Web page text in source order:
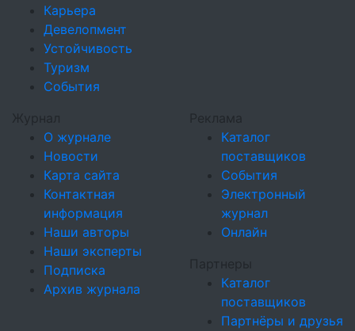
Карьера
Девелопмент
Устойчивость
Туризм
События
Журнал
О журнале
Новости
Карта сайта
Контактная
информация
Наши авторы
Наши эксперты
Подписка
Архив журнала
Реклама
Каталог
поставщиков
События
Электронный
журнал
Онлайн
Партнеры
Каталог
поставщиков
Партнёры и друзья